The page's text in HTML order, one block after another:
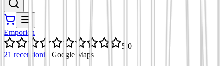
Emporion
5,0
21 recensioni
Google Maps